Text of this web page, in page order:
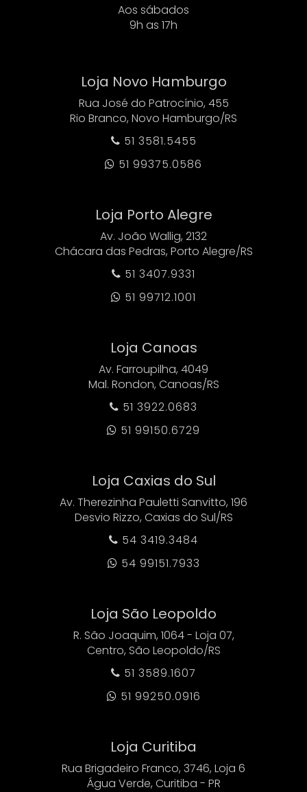
Aos sábados
9h as 17h
Loja Novo Hamburgo
Rua José do Patrocínio, 455
Rio Branco, Novo Hamburgo/RS
 51 3581.5455
 51 99375.0586
Loja Porto Alegre
Av. João Wallig, 2132
Chácara das Pedras, Porto Alegre/RS
 51 3407.9331
 51 99712.1001
Loja Canoas
Av. Farroupilha, 4049
Mal. Rondon, Canoas/RS
 51 3922.0683
 51 99150.6729
Loja Caxias do Sul
Av. Therezinha Pauletti Sanvitto, 196
Desvio Rizzo, Caxias do Sul/RS
 54 3419.3484
 54 99151.7933
Loja São Leopoldo
R. São Joaquim, 1064 - Loja 07,
Centro, São Leopoldo/RS
 51 3589.1607
 51 99250.0916
Loja Curitiba
Rua Brigadeiro Franco, 3746, Loja 6
Água Verde, Curitiba - PR